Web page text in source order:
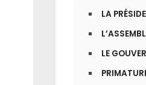
LA
LE